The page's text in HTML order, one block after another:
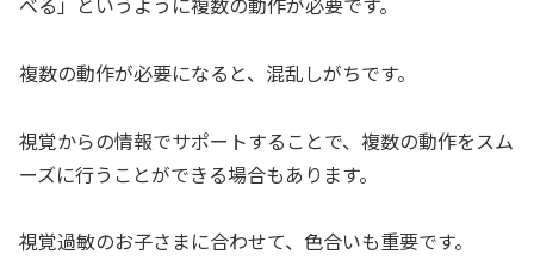
複数の動作が必要になると、混乱しがちです。
視覚からの情報でサポートすることで、複数の動作をスム
ーズに行うことができる場合もあります。
視覚過敏のお子さまに合わせて、色合いも重要です。